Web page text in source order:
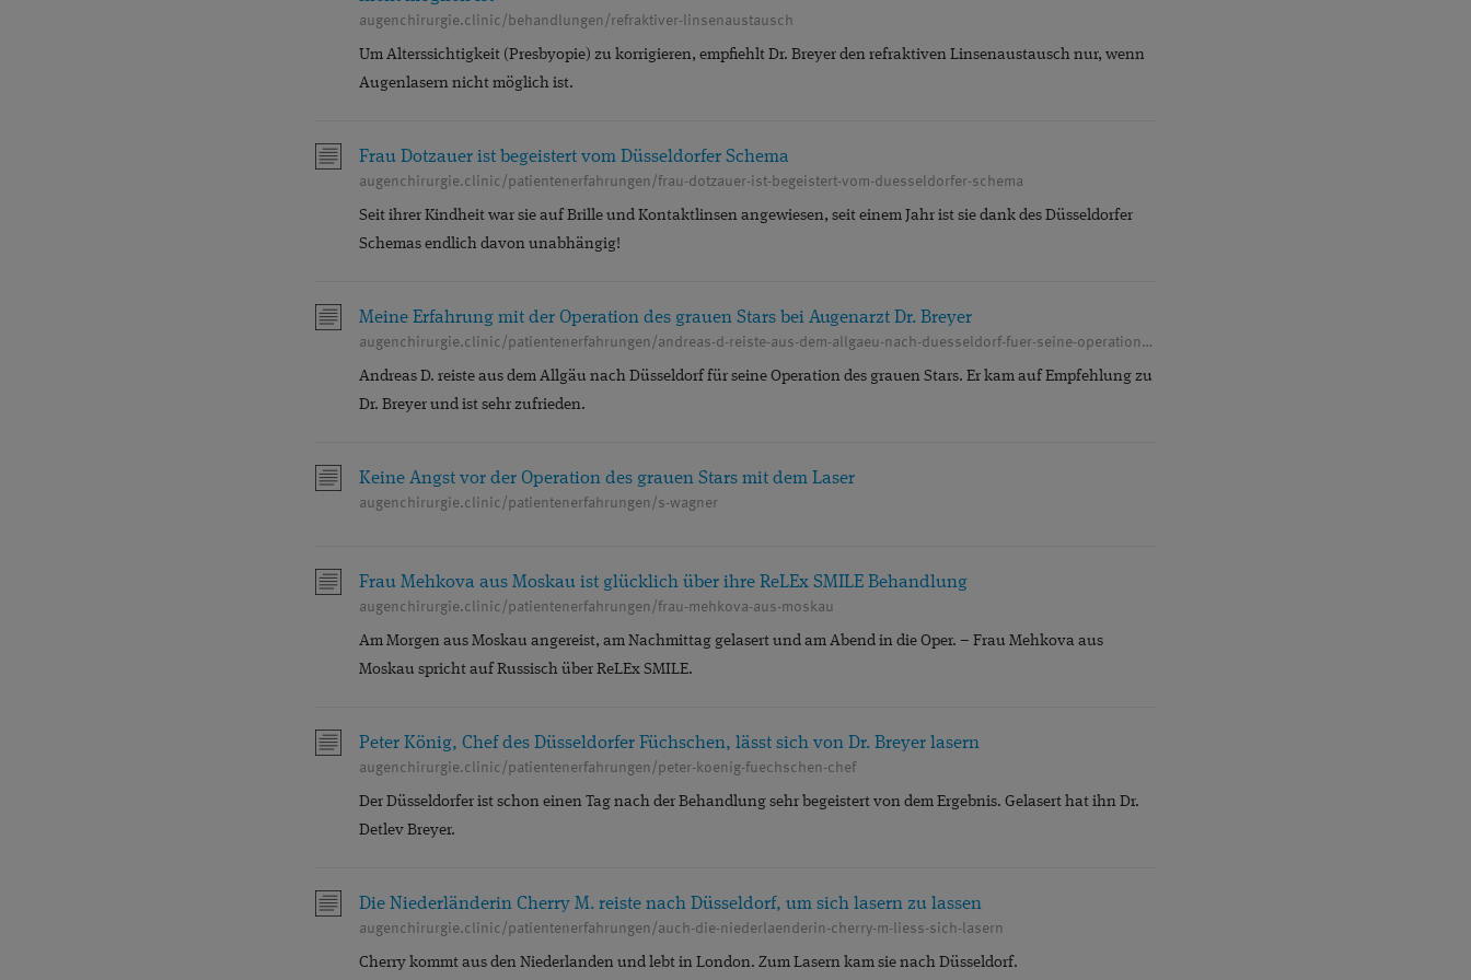
augenchirurgie.clinic/behandlungen/refraktiver-linsenaustausch
Um Alterssichtigkeit (Presbyopie) zu korrigieren, empfiehlt Dr. Breyer den refraktiven Linsenaustausch nur, wenn
Augenlasern nicht möglich ist.
Frau Dotzauer ist begeistert vom Düsseldorfer Schema
augenchirurgie.clinic/patientenerfahrungen/frau-dotzauer-ist-begeistert-vom-duesseldorfer-schema
Seit ihrer Kindheit war sie auf Brille und Kontaktlinsen angewiesen, seit einem Jahr ist sie dank des Düsseldorfer
Schemas endlich davon unabhängig!
Meine Erfahrung mit der Operation des grauen Stars bei Augenarzt Dr. Breyer
augenchirurgie.clinic/patientenerfahrungen/andreas-d-reiste-aus-dem-allgaeu-nach-duesseldorf-fuer-seine-operation-des-grauen-stars
Andreas D. reiste aus dem Allgäu nach Düsseldorf für seine Operation des grauen Stars. Er kam auf Empfehlung zu
Dr. Breyer und ist sehr zufrieden.
Keine Angst vor der Operation des grauen Stars mit dem Laser
augenchirurgie.clinic/patientenerfahrungen/s-wagner
Frau Mehkova aus Moskau ist glücklich über ihre ReLEx SMILE Behandlung
augenchirurgie.clinic/patientenerfahrungen/frau-mehkova-aus-moskau
Am Morgen aus Moskau angereist, am Nachmittag gelasert und am Abend in die Oper. – Frau Mehkova aus
Moskau spricht auf Russisch über ReLEx SMILE.
Peter König, Chef des Düsseldorfer Füchschen, lässt sich von Dr. Breyer lasern
augenchirurgie.clinic/patientenerfahrungen/peter-koenig-fuechschen-chef
Der Düsseldorfer ist schon einen Tag nach der Behandlung sehr begeistert von dem Ergebnis. Gelasert hat ihn Dr.
Detlev Breyer.
Die Niederländerin Cherry M. reiste nach Düsseldorf, um sich lasern zu lassen
augenchirurgie.clinic/patientenerfahrungen/auch-die-niederlaenderin-cherry-m-liess-sich-lasern
Cherry kommt aus den Niederlanden und lebt in London. Zum Lasern kam sie nach Düsseldorf.